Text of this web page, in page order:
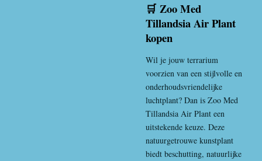
🛒 Zoo Med
Tillandsia Air Plant
kopen
Wil je jouw terrarium
voorzien van een stijlvolle en
onderhoudsvriendelijke
luchtplant? Dan is Zoo Med
Tillandsia Air Plant een
uitstekende keuze. Deze
natuurgetrouwe kunstplant
biedt beschutting, natuurlijke